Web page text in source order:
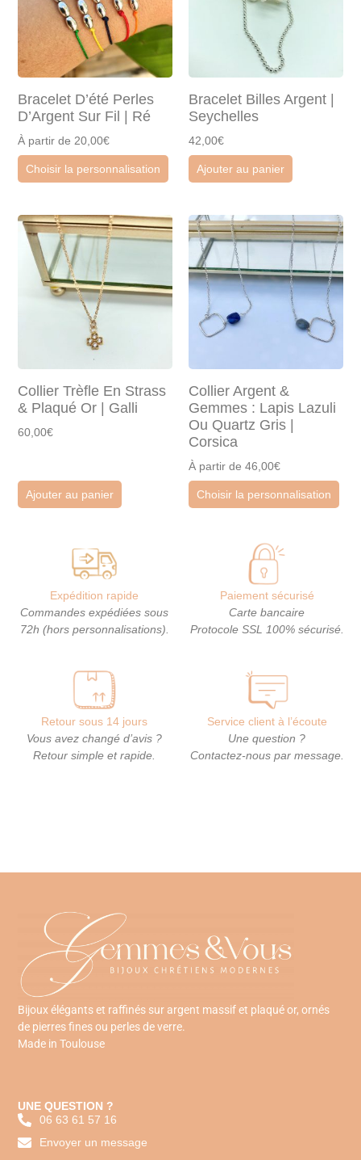
Bracelet D’été Perles
D’Argent Sur Fil | Ré
À partir de 20,00€
Choisir la personnalisation
Bracelet Billes Argent |
Seychelles
42,00€
Ajouter au panier
Collier Trèfle En Strass
& Plaqué Or | Galli
60,00€
Ajouter au panier
Collier Argent &
Gemmes : Lapis Lazuli
Ou Quartz Gris |
Corsica
À partir de 46,00€
Choisir la personnalisation
Expédition rapide
Commandes expédiées sous
72h (hors personnalisations).
Paiement sécurisé
Carte bancaire
Protocole SSL 100% sécurisé.
Retour sous 14 jours
Vous avez changé d’avis ?
Retour simple et rapide.
Service client à l’écoute
Une question ?
Contactez-nous par message.
Bijoux élégants et raffinés sur argent massif et plaqué or, ornés
de pierres fines ou perles de verre.
Made in Toulouse
UNE QUESTION ?
06 63 61 57 16
Envoyer un message